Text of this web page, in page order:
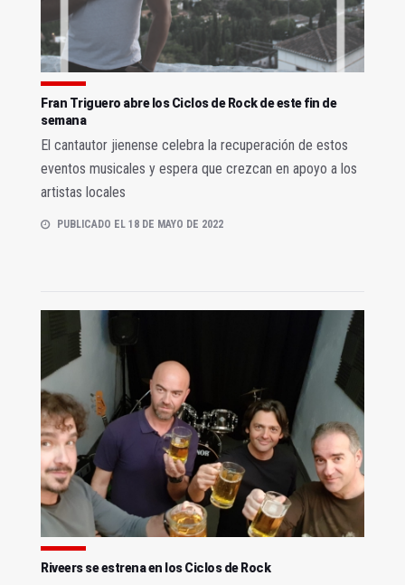
Fran Triguero abre los Ciclos de Rock de este fin de
semana
El cantautor jienense celebra la recuperación de estos
eventos musicales y espera que crezcan en apoyo a los
artistas locales
PUBLICADO EL 18 DE MAYO DE 2022
Riveers se estrena en los Ciclos de Rock